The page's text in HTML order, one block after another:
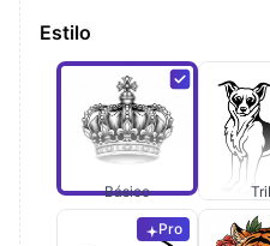
Estilo
Básico
Pro